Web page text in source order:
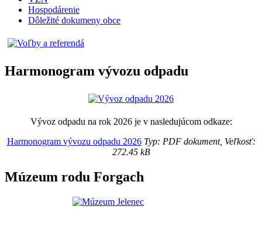
Hospodárenie
Dôležité dokumeny obce
Harmonogram vývozu odpadu
Vývoz odpadu na rok 2026 je v nasledujúcom odkaze:
Harmonogram vývozu odpadu 2026Typ: PDF dokument, Veľkosť:
272.45 kB
Múzeum rodu Forgach